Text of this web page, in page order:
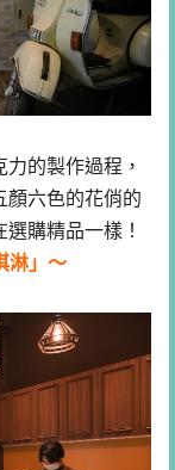
的製作過程，
顏六色的花俏的
購精品一樣！
淋」～